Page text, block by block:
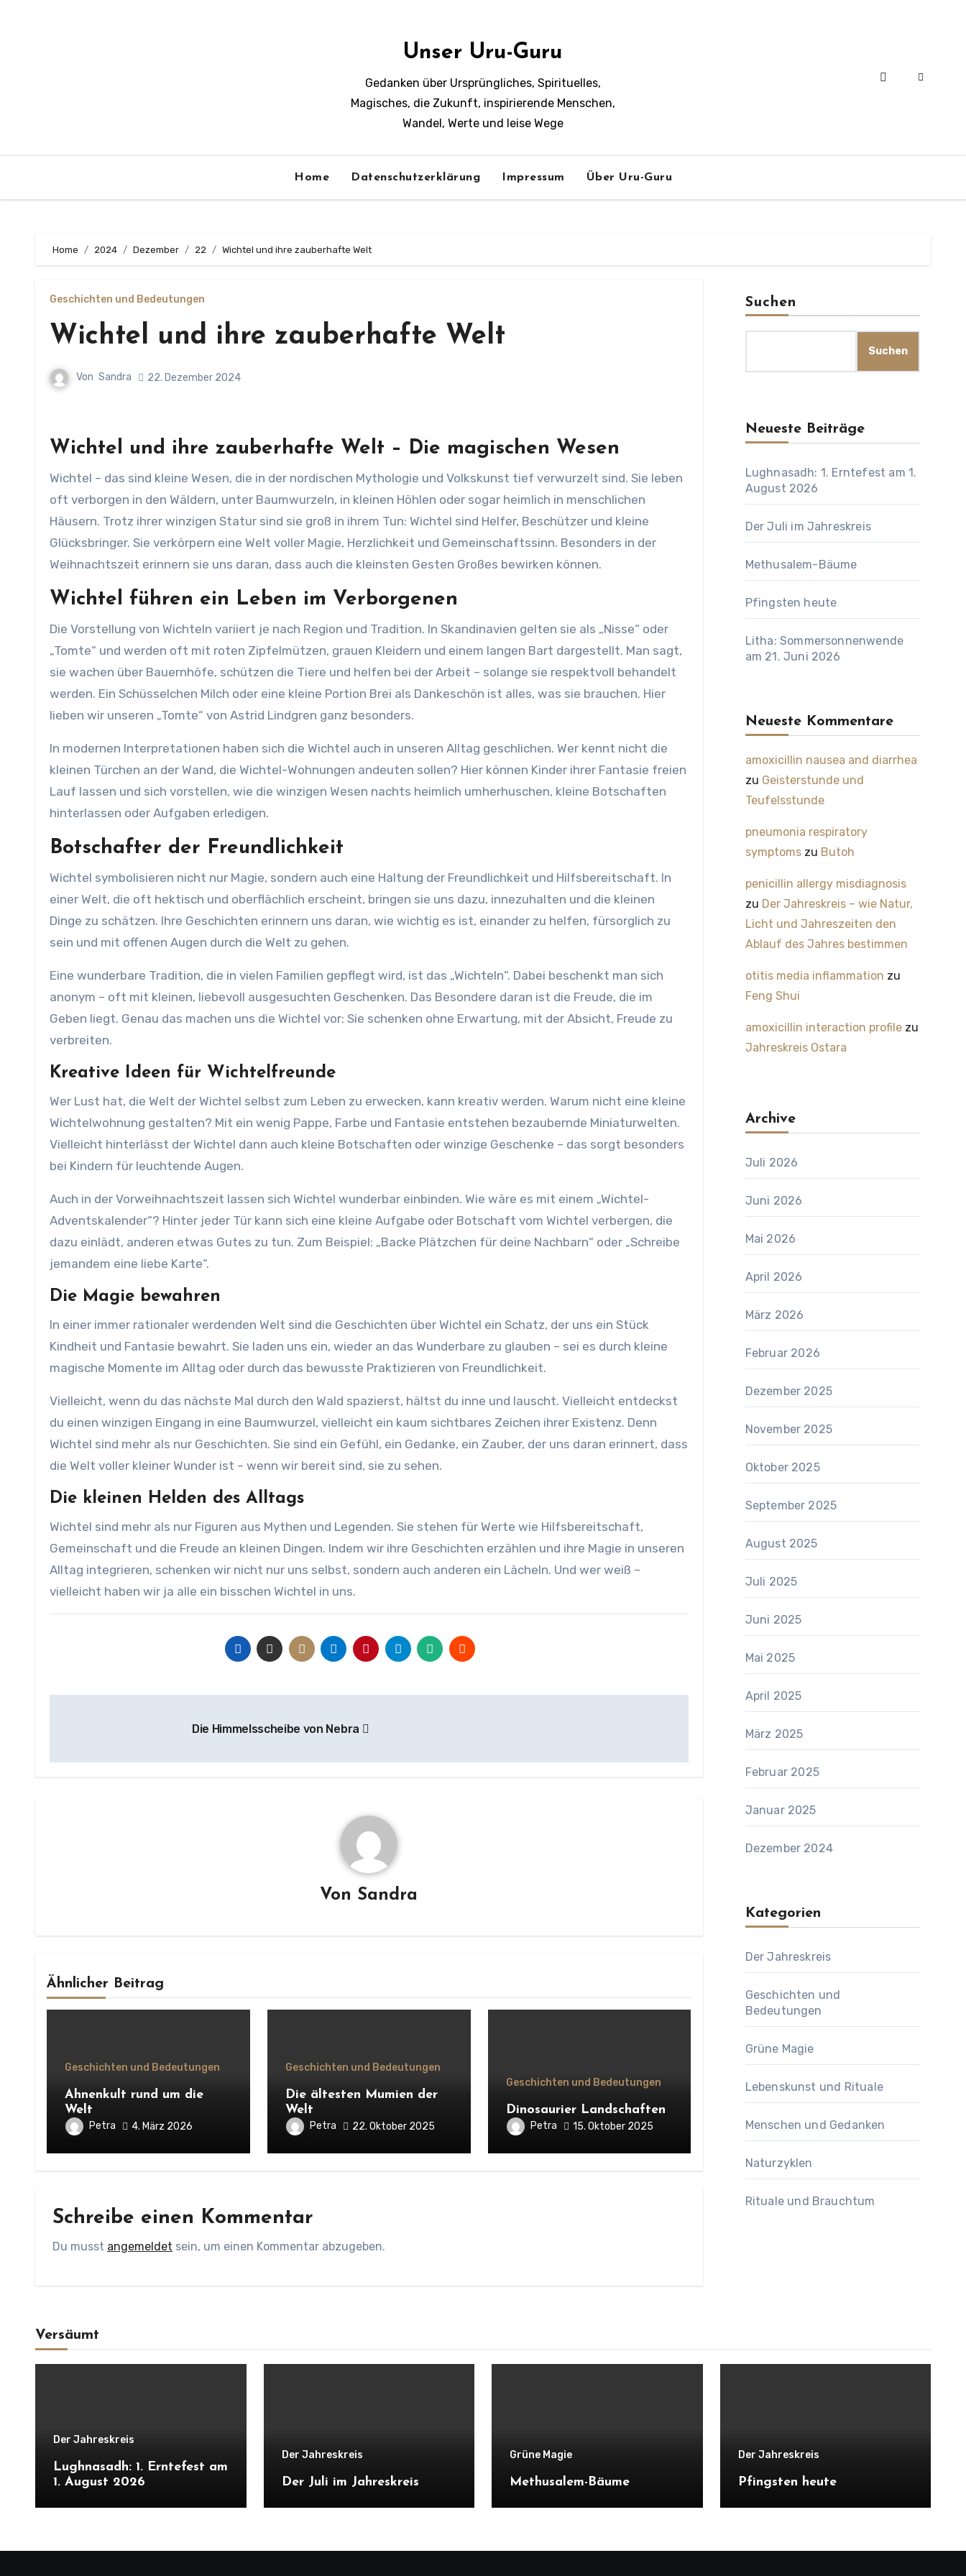
Unser Uru-Guru
Gedanken über Ursprüngliches, Spirituelles,
Magisches, die Zukunft, inspirierende Menschen,
Wandel, Werte und leise Wege
Home Datenschutzerklärung Impressum Über Uru-Guru
Home 2024 Dezember 22 Wichtel und ihre zauberhafte Welt
Geschichten und Bedeutungen
Wichtel und ihre zauberhafte Welt
Von Sandra 22. Dezember 2024
Wichtel und ihre zauberhafte Welt – Die magischen Wesen
Wichtel – das sind kleine Wesen, die in der nordischen Mythologie und Volkskunst tief verwurzelt sind. Sie leben
oft verborgen in den Wäldern, unter Baumwurzeln, in kleinen Höhlen oder sogar heimlich in menschlichen
Häusern. Trotz ihrer winzigen Statur sind sie groß in ihrem Tun: Wichtel sind Helfer, Beschützer und kleine
Glücksbringer. Sie verkörpern eine Welt voller Magie, Herzlichkeit und Gemeinschaftssinn. Besonders in der
Weihnachtszeit erinnern sie uns daran, dass auch die kleinsten Gesten Großes bewirken können.
Wichtel führen ein Leben im Verborgenen
Die Vorstellung von Wichteln variiert je nach Region und Tradition. In Skandinavien gelten sie als „Nisse“ oder
„Tomte“ und werden oft mit roten Zipfelmützen, grauen Kleidern und einem langen Bart dargestellt. Man sagt,
sie wachen über Bauernhöfe, schützen die Tiere und helfen bei der Arbeit – solange sie respektvoll behandelt
werden. Ein Schüsselchen Milch oder eine kleine Portion Brei als Dankeschön ist alles, was sie brauchen. Hier
lieben wir unseren „Tomte“ von Astrid Lindgren ganz besonders.
In modernen Interpretationen haben sich die Wichtel auch in unseren Alltag geschlichen. Wer kennt nicht die
kleinen Türchen an der Wand, die Wichtel-Wohnungen andeuten sollen? Hier können Kinder ihrer Fantasie freien
Lauf lassen und sich vorstellen, wie die winzigen Wesen nachts heimlich umherhuschen, kleine Botschaften
hinterlassen oder Aufgaben erledigen.
Botschafter der Freundlichkeit
Wichtel symbolisieren nicht nur Magie, sondern auch eine Haltung der Freundlichkeit und Hilfsbereitschaft. In
einer Welt, die oft hektisch und oberflächlich erscheint, bringen sie uns dazu, innezuhalten und die kleinen
Dinge zu schätzen. Ihre Geschichten erinnern uns daran, wie wichtig es ist, einander zu helfen, fürsorglich zu
sein und mit offenen Augen durch die Welt zu gehen.
Eine wunderbare Tradition, die in vielen Familien gepflegt wird, ist das „Wichteln“. Dabei beschenkt man sich
anonym – oft mit kleinen, liebevoll ausgesuchten Geschenken. Das Besondere daran ist die Freude, die im
Geben liegt. Genau das machen uns die Wichtel vor: Sie schenken ohne Erwartung, mit der Absicht, Freude zu
verbreiten.
Kreative Ideen für Wichtelfreunde
Wer Lust hat, die Welt der Wichtel selbst zum Leben zu erwecken, kann kreativ werden. Warum nicht eine kleine
Wichtelwohnung gestalten? Mit ein wenig Pappe, Farbe und Fantasie entstehen bezaubernde Miniaturwelten.
Vielleicht hinterlässt der Wichtel dann auch kleine Botschaften oder winzige Geschenke – das sorgt besonders
bei Kindern für leuchtende Augen.
Auch in der Vorweihnachtszeit lassen sich Wichtel wunderbar einbinden. Wie wäre es mit einem „Wichtel-
Adventskalender“? Hinter jeder Tür kann sich eine kleine Aufgabe oder Botschaft vom Wichtel verbergen, die
dazu einlädt, anderen etwas Gutes zu tun. Zum Beispiel: „Backe Plätzchen für deine Nachbarn“ oder „Schreibe
jemandem eine liebe Karte“.
Die Magie bewahren
In einer immer rationaler werdenden Welt sind die Geschichten über Wichtel ein Schatz, der uns ein Stück
Kindheit und Fantasie bewahrt. Sie laden uns ein, wieder an das Wunderbare zu glauben – sei es durch kleine
magische Momente im Alltag oder durch das bewusste Praktizieren von Freundlichkeit.
Vielleicht, wenn du das nächste Mal durch den Wald spazierst, hältst du inne und lauscht. Vielleicht entdeckst
du einen winzigen Eingang in eine Baumwurzel, vielleicht ein kaum sichtbares Zeichen ihrer Existenz. Denn
Wichtel sind mehr als nur Geschichten. Sie sind ein Gefühl, ein Gedanke, ein Zauber, der uns daran erinnert, dass
die Welt voller kleiner Wunder ist – wenn wir bereit sind, sie zu sehen.
Die kleinen Helden des Alltags
Wichtel sind mehr als nur Figuren aus Mythen und Legenden. Sie stehen für Werte wie Hilfsbereitschaft,
Gemeinschaft und die Freude an kleinen Dingen. Indem wir ihre Geschichten erzählen und ihre Magie in unseren
Alltag integrieren, schenken wir nicht nur uns selbst, sondern auch anderen ein Lächeln. Und wer weiß –
vielleicht haben wir ja alle ein bisschen Wichtel in uns.
Die Himmelsscheibe von Nebra
Von Sandra
Ähnlicher Beitrag
Geschichten und Bedeutungen
Ahnenkult rund um die
Welt
Petra 4. März 2026
Geschichten und Bedeutungen
Die ältesten Mumien der
Welt
Petra 22. Oktober 2025
Geschichten und Bedeutungen
Dinosaurier Landschaften
Petra 15. Oktober 2025
Schreibe einen Kommentar
Du musst angemeldet sein, um einen Kommentar abzugeben.
Suchen
Suchen
Neueste Beiträge
Lughnasadh: 1. Erntefest am 1.
August 2026
Der Juli im Jahreskreis
Methusalem-Bäume
Pfingsten heute
Litha: Sommersonnenwende
am 21. Juni 2026
Neueste Kommentare
amoxicillin nausea and diarrhea
zu Geisterstunde und
Teufelsstunde
pneumonia respiratory
symptomszu Butoh
penicillin allergy misdiagnosis
zu Der Jahreskreis – wie Natur,
Licht und Jahreszeiten den
Ablauf des Jahres bestimmen
otitis media inflammation zu
Feng Shui
amoxicillin interaction profilezu
Jahreskreis Ostara
Archive
Juli 2026
Juni 2026
Mai 2026
April 2026
März 2026
Februar 2026
Dezember 2025
November 2025
Oktober 2025
September 2025
August 2025
Juli 2025
Juni 2025
Mai 2025
April 2025
März 2025
Februar 2025
Januar 2025
Dezember 2024
Kategorien
Der Jahreskreis
Geschichten und
Bedeutungen
Grüne Magie
Lebenskunst und Rituale
Menschen und Gedanken
Naturzyklen
Rituale und Brauchtum
Versäumt
Der Jahreskreis
Lughnasadh: 1. Erntefest am
1. August 2026
Der Jahreskreis
Der Juli im Jahreskreis
Grüne Magie
Methusalem-Bäume
Der Jahreskreis
Pfingsten heute